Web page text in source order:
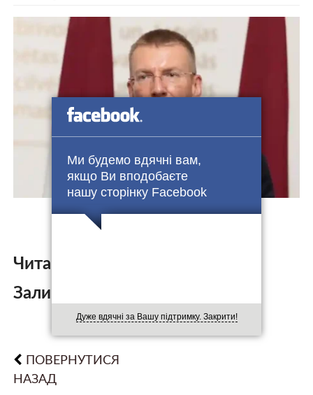
Ми будемо вдячні вам,
якщо Ви вподобаєте
нашу сторінку Facebook
Дуже вдячні за Вашу підтримку. Закрити!
Читайте також:
Залишити коментар:
ПОВЕРНУТИСЯ
НАЗАД